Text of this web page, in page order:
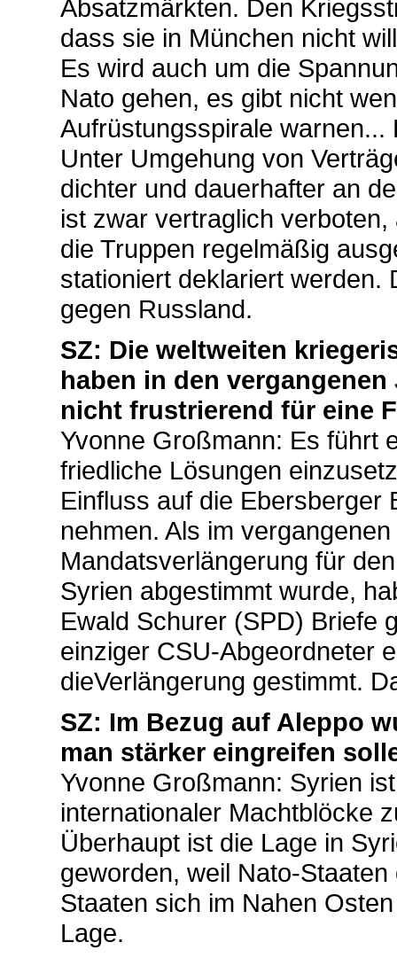
Absatzmärkten. Den
dass sie in München nicht
Es wird auch um die
Nato gehen, es gibt nicht
Aufrüstungsspirale
Unter Umgehung von
dichter und dauerhafter an
ist zwar vertraglich
die Truppen regelmäßig
stationiert deklariert werden.
gegen Russland.
SZ: Die weltweiten
haben in den
nicht frustrierend für eine
Yvonne Großmann: Es führt
friedliche Lösungen
Einfluss auf die Ebersberger
nehmen. Als im
Mandatsverlängerung für
Syrien abgestimmt wurde,
Ewald Schurer (SPD) Briefe
einziger CSU-Abgeordneter
dieVerlängerung gestimmt.
SZ: Im Bezug auf Aleppo
man stärker eingreifen
Yvonne Großmann: Syrien
internationaler Machtblöcke
Überhaupt ist die Lage in
geworden, weil Nato-
Staaten sich im Nahen
Lage.